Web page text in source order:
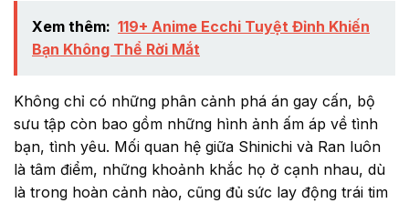
Xem thêm: 119+ Anime Ecchi Tuyệt Đỉnh Khiến
Bạn Không Thể Rời Mắt
Không chỉ có những phân cảnh phá án gay cấn, bộ
sưu tập còn bao gồm những hình ảnh ấm áp về tình
bạn, tình yêu. Mối quan hệ giữa Shinichi và Ran luôn
là tâm điểm, những khoảnh khắc họ ở cạnh nhau, dù
là trong hoàn cảnh nào, cũng đủ sức lay động trái tim